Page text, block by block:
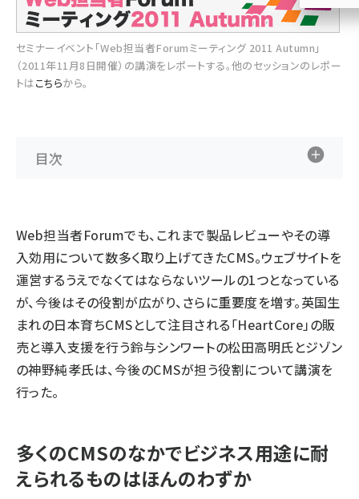
セミナーイベント「Web担当者Forumミーティング 2011 Autumn」
（2011年11月8日開催）の講演をレポートする。他のセッションのレポー
トはこちらから。
目次
Web担当者Forumでも、これまで製品レビューやその導
入効用について数多く取り上げてきたCMS。ウェブサイトを
運営するうえでなくてはならないツールの1つとなっている
が、今後はその役割が広がり、さらに重要度を増す。英国生
まれの日本育ちCMSとして注目される「HeartCore」の販
売と導入支援を行う鈴与シンワートの松田高明氏とジゾン
の神野純孝氏は、今後のCMSが担う役割について講演を
行った。
多くのCMSのなかでビジネス用途に耐
えられるものはほんのわずか